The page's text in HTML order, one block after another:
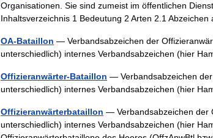
Organisationen. Sie sind zumeist im öffentlichen
Inhaltsverzeichnis 1 Bedeutung 2 Arten 2.1
OA-Bataillon — Verbandsabzeichen der
unterschiedlich) internes Verbandsabzeichen (hier
Offizieranwärter-Bataillon — Verbandsabzeichen
unterschiedlich) internes Verbandsabzeichen (hier
Offizieranwärterbataillon — Verbandsabzeichen der
unterschiedlich) internes Verbandsabzeichen (hier